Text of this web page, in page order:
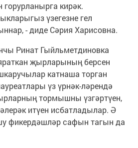
кирәк.
үзегезне гел
- диде Сәрия Харисовна.
Ринат Гыйльметдиновка
җырларының берсен
катнаша торган
үз үрнәк-ләрендә
тормышны үзгәртүен,
итүен исбатладылар. Ә
фикердәшләр сафын тагын да